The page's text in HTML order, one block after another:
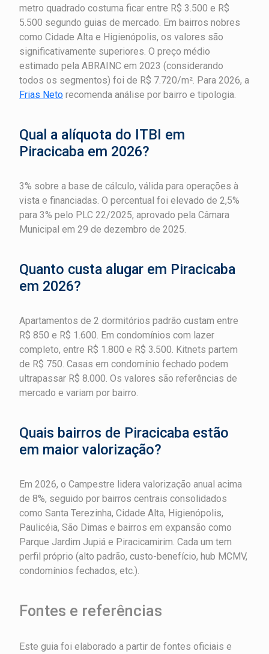
metro quadrado costuma ficar entre R$ 3.500 e R$
5.500 segundo guias de mercado. Em bairros nobres
como Cidade Alta e Higienópolis, os valores são
significativamente superiores. O preço médio
estimado pela ABRAINC em 2023 (considerando
todos os segmentos) foi de R$ 7.720/m². Para 2026, a
Frias Neto recomenda análise por bairro e tipologia.
Qual a alíquota do ITBI em
Piracicaba em 2026?
3% sobre a base de cálculo, válida para operações à
vista e financiadas. O percentual foi elevado de 2,5%
para 3% pelo PLC 22/2025, aprovado pela Câmara
Municipal em 29 de dezembro de 2025.
Quanto custa alugar em Piracicaba
em 2026?
Apartamentos de 2 dormitórios padrão custam entre
R$ 850 e R$ 1.600. Em condomínios com lazer
completo, entre R$ 1.800 e R$ 3.500. Kitnets partem
de R$ 750. Casas em condomínio fechado podem
ultrapassar R$ 8.000. Os valores são referências de
mercado e variam por bairro.
Quais bairros de Piracicaba estão
em maior valorização?
Em 2026, o Campestre lidera valorização anual acima
de 8%, seguido por bairros centrais consolidados
como Santa Terezinha, Cidade Alta, Higienópolis,
Paulicéia, São Dimas e bairros em expansão como
Parque Jardim Jupiá e Piracicamirim. Cada um tem
perfil próprio (alto padrão, custo-benefício, hub MCMV,
condomínios fechados, etc.).
Fontes e referências
Este guia foi elaborado a partir de fontes oficiais e